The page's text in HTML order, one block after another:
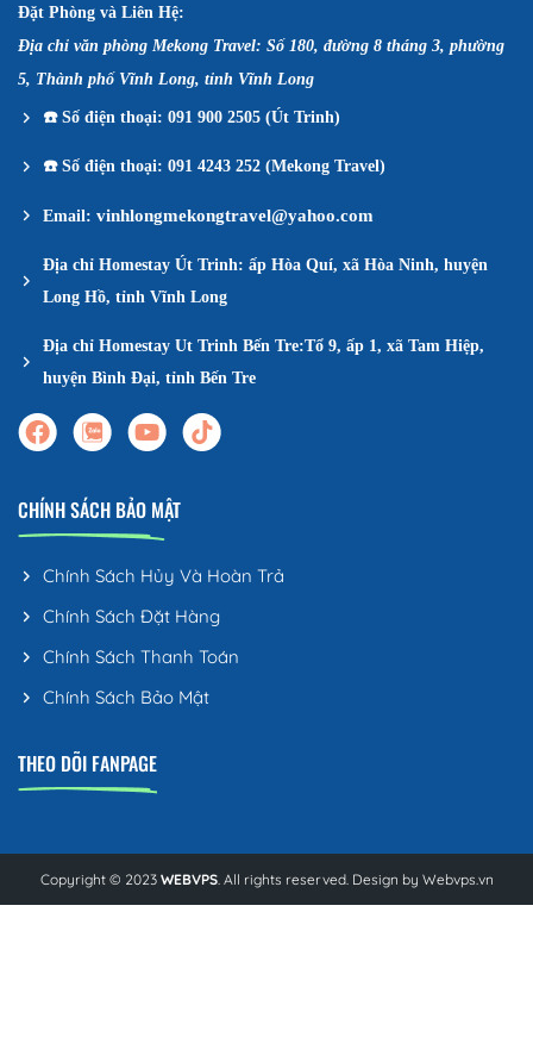
Đặt Phòng và Liên Hệ:
Địa chỉ văn phòng Mekong Travel: Số 180, đường 8 tháng 3, phường
5, Thành phố Vĩnh Long, tỉnh Vĩnh Long
☎️Số điện thoại: 091 900 2505 (Út Trinh)
☎️Số điện thoại: 091 4243 252 (Mekong Travel)
Email: vinhlongmekongtravel@yahoo.com
Địa chỉ Homestay Út Trinh: ấp Hòa Quí, xã Hòa Ninh, huyện
Long Hồ, tỉnh Vĩnh Long
Địa chỉ Homestay Ut Trinh Bến Tre:Tổ 9, ấp 1, xã Tam Hiệp,
huyện Bình Đại, tỉnh Bến Tre
CHÍNH SÁCH BẢO MẬT
Chính Sách Hủy Và Hoàn Trả
Chính Sách Đặt Hàng
Chính Sách Thanh Toán
Chính Sách Bảo Mật
THEO DÕI FANPAGE
Copyright © 2023 WEBVPS. All rights reserved. Design by Webvps.vn